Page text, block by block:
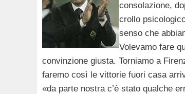
consolazione,
crollo
senso che
Volevamo fare
convinzione giusta. Torniamo a
faremo così le vittorie fuori casa
«da parte nostra c’è stato qualche